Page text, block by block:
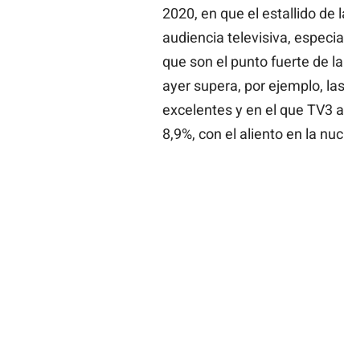
2020, en que el estallido de
audiencia televisiva,
que son el punto fuerte de
ayer supera, por ejemplo,
excelentes y en el que TV3
8,9%, con el aliento en la